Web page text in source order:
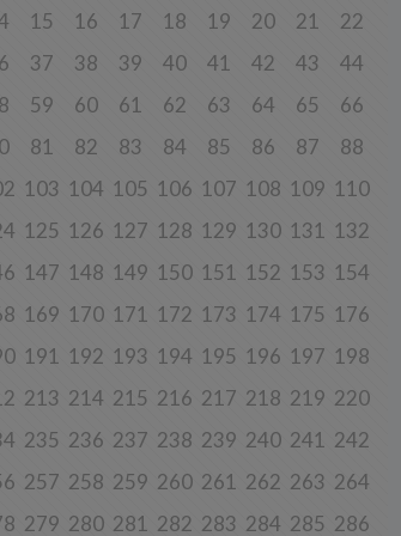
15 16 17 18 19 20 21
22
37 38 39 40 41 42 43
44
59 60 61 62 63 64 65
66
81 82 83 84 85 86 87
88
103 104 105 106 107 108 109 110
125 126 127 128 129 130 131
132
147 148 149 150 151 152 153 154
169 170 171 172 173 174 175 176
191 192 193 194 195 196 197 198
213 214 215 216 217 218 219 220
235 236 237 238 239 240 241 242
257 258 259 260 261 262 263 264
279 280 281 282 283 284 285 286
i udoskonalenia usług w ramach serwisu jest
świadczenie usług.
przetwarzać Twoje dane w tych celach, chyba że
wobec Twoich interesów, praw i wolności lub
ustalenia, dochodzenia lub obrony
bezpośredniego. Jeżeli skorzystasz z tego prawa –
przechowywane przez okres, w którym usługi te
prawa np. przetwarzanie w celach
dochodzenia roszczeń,
do zainteresowań, prowadzenia marketingu
zakończenia korzystania przez Ciebie z usług